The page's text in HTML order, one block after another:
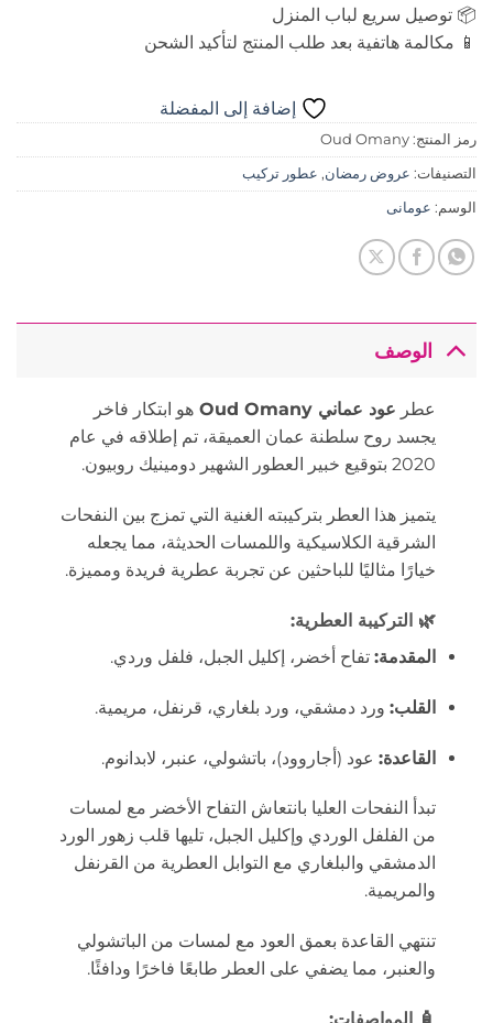
📦 توصيل سريع لباب المنزل
📱 مكالمة هاتفية بعد طلب المنتج لتأكيد الشحن
إضافة إلى المفضلة
رمز المنتج: Oud Omany
التصنيفات: عروض رمضان, عطور تركيب
الوسم: عومانى
الوصف
عطر عود عماني Oud Omany
هو ابتكار فاخر
يجسد روح سلطنة عمان العميقة، تم إطلاقه في عام
2020 بتوقيع خبير العطور الشهير دومينيك روبيون.
يتميز هذا العطر بتركيبته الغنية التي تمزج بين النفحات
الشرقية الكلاسيكية واللمسات الحديثة، مما يجعله
خيارًا مثاليًا للباحثين عن تجربة عطرية فريدة ومميزة.
🌿 التركيبة العطرية:
المقدمة: تفاح أخضر، إكليل الجبل، فلفل وردي.
القلب: ورد دمشقي، ورد بلغاري، قرنفل، مريمية.
القاعدة: عود (أجاروود)، باتشولي، عنبر، لابدانوم.
تبدأ النفحات العليا بانتعاش التفاح الأخضر مع لمسات
من الفلفل الوردي وإكليل الجبل، تليها قلب زهور الورد
الدمشقي والبلغاري مع التوابل العطرية من القرنفل
والمريمية.
تنتهي القاعدة بعمق العود مع لمسات من الباتشولي
والعنبر، مما يضفي على العطر طابعًا فاخرًا ودافئًا.